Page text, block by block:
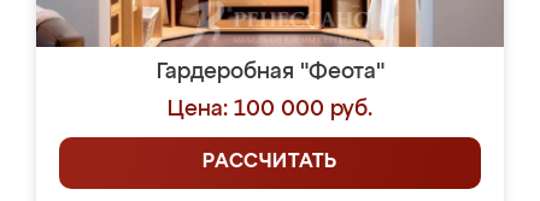
Гардеробная "Феота"
Цена: 100 000 руб.
РАССЧИТАТЬ